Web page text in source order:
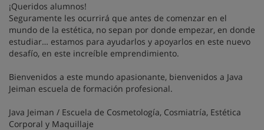
¡Queridos alumnos!
Seguramente les ocurrirá que antes de comenzar en el
mundo de la estética, no sepan por donde empezar, en donde
estudiar… estamos para ayudarlos y apoyarlos en este nuevo
desafío, en este increíble emprendimiento.
Bienvenidos a este mundo apasionante, bienvenidos a Java
Jeiman escuela de formación profesional.
Java Jeiman / Escuela de Cosmetología, Cosmiatría, Estética
Corporal y Maquillaje